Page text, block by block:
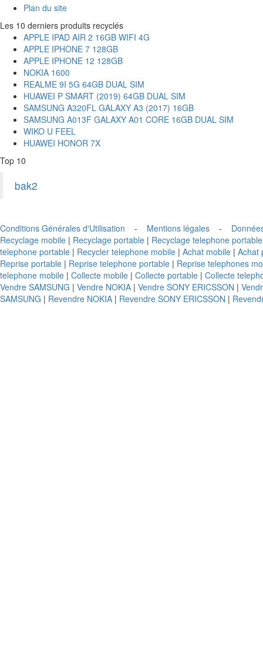
Plan du site
Les 10 derniers produits recyclés
APPLE IPAD AIR 2 16GB WIFI 4G
APPLE IPHONE 7 128GB
APPLE IPHONE 12 128GB
NOKIA 1600
REALME 9I 5G 64GB DUAL SIM
HUAWEI P SMART (2019) 64GB DUAL SIM
SAMSUNG A320FL GALAXY A3 (2017) 16GB
SAMSUNG A013F GALAXY A01 CORE 16GB DUAL SIM
WIKO U FEEL
HUAWEI HONOR 7X
Top 10
bak2
Conditions Générales d'Utilisation - Mentions légales -
Recyclage mobile | Recyclage portable | Recyclage telephone portable
telephone portable | Recycler telephone mobile | Achat mobile | Achat
Reprise portable | Reprise telephone portable | Reprise telephones
telephone mobile | Collecte mobile | Collecte portable | Collecte
Vendre SAMSUNG | Vendre NOKIA | Vendre SONY ERICSSON |
SAMSUNG | Revendre NOKIA | Revendre SONY ERICSSON |